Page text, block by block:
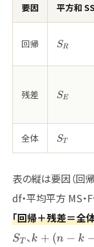
要因 平方和 SS
回帰 S_R
SR
残差 S_E
SE
全体 S_T
ST
表の縦は要因（回
df・平均平方 MS・
「回帰＋残差＝全
ST 、 k+(n-
k + (n − k